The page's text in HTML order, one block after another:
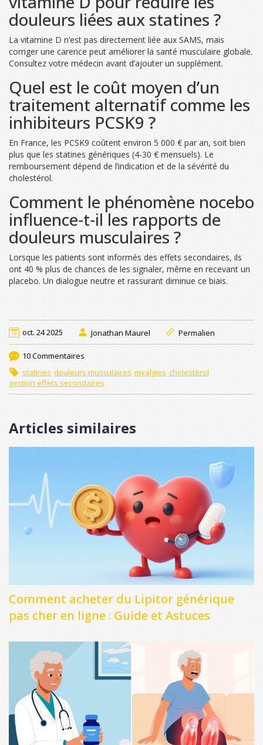
douleurs liées aux statines ?
La vitamine D n’est pas directement liée aux SAMS, mais
corriger une carence peut améliorer la santé musculaire globale.
Consultez votre médecin avant d’ajouter un supplément.
Quel est le coût moyen d’un
traitement alternatif comme les
inhibiteurs PCSK9 ?
En France, les PCSK9 coûtent environ 5 000 € par an, soit bien
plus que les statines génériques (4‑30 € mensuels). Le
remboursement dépend de l’indication et de la sévérité du
cholestérol.
Comment le phénomène nocebo
influence‑t‑il les rapports de
douleurs musculaires ?
Lorsque les patients sont informés des effets secondaires, ils
ont 40 % plus de chances de les signaler, même en recevant un
placebo. Un dialogue neutre et rassurant diminue ce biais.
oct. 24 2025 Jonathan Maurel Permalien
10 Commentaires
statines douleurs musculaires myalgies cholestérol
gestion effets secondaires
Articles similaires
Comment acheter du Lipitor générique
pas cher en ligne : Guide et Astuces